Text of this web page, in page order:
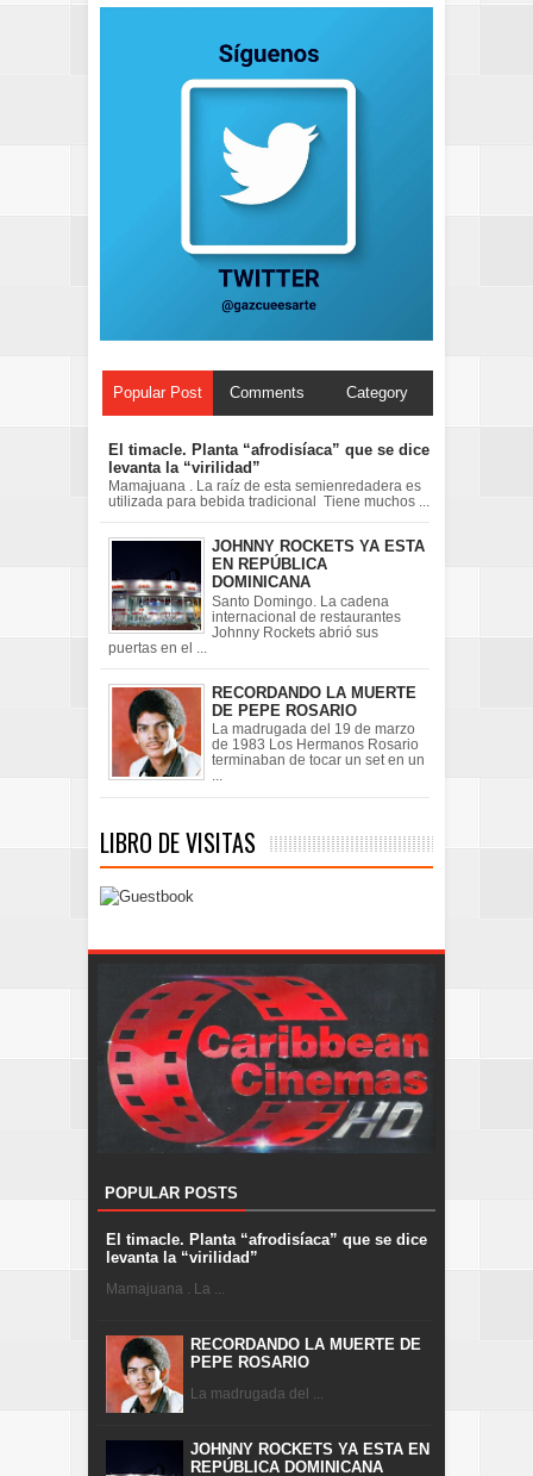
Popular Post Comments Category
El timacle. Planta “afrodisíaca” que se dice
levanta la “virilidad”
Mamajuana . La raíz de esta semienredadera es
utilizada para bebida tradicional Tiene muchos ...
JOHNNY ROCKETS YA ESTA
EN REPÚBLICA
DOMINICANA
Santo Domingo. La cadena
internacional de restaurantes
Johnny Rockets abrió sus
puertas en el ...
RECORDANDO LA MUERTE
DE PEPE ROSARIO
La madrugada del 19 de marzo
de 1983 Los Hermanos Rosario
terminaban de tocar un set en un
...
LIBRO DE VISITAS
POPULAR POSTS
El timacle. Planta “afrodisíaca” que se dice
levanta la “virilidad”
Mamajuana . La ...
RECORDANDO LA MUERTE DE
PEPE ROSARIO
La madrugada del ...
JOHNNY ROCKETS YA ESTA EN
REPÚBLICA DOMINICANA